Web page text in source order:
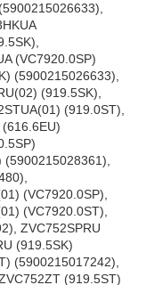
(VC7920.0SP)
(5900215026633),
(919.5SK),
(919.0ST),
(5900215028361),
(VC7920.0SP),
(VC7920.0ST),
ZVC752SPRU
(919.5SK)
(5900215017242),
(919.5ST)